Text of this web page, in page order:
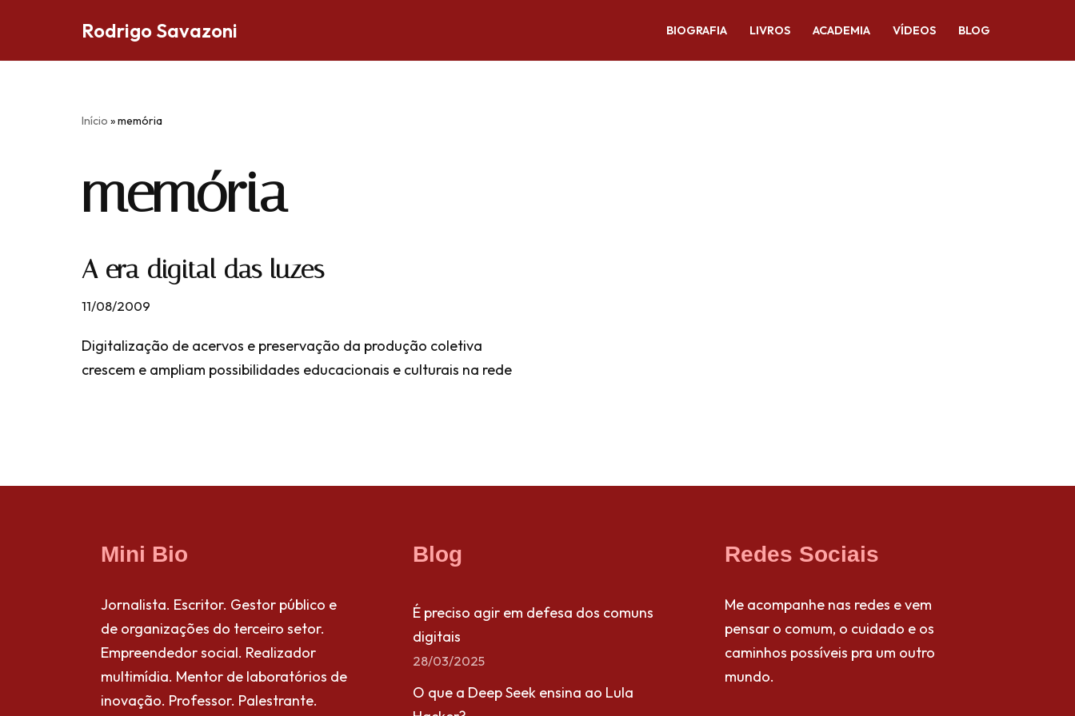
Rodrigo Savazoni BIOGRAFIA LIVROS ACADEMIA VÍDEOS BLOG
Início »memória
memória
A era digital das luzes
11/08/2009
Digitalização de acervos e preservação da produção coletiva
crescem e ampliam possibilidades educacionais e culturais na rede
Mini Bio
Jornalista. Escritor. Gestor público e
de organizações do terceiro setor.
Empreendedor social. Realizador
multimídia. Mentor de laboratórios de
inovação. Professor. Palestrante.
Blog
É preciso agir em defesa dos comuns
digitais
28/03/2025
O que a Deep Seek ensina ao Lula
Redes Sociais
Me acompanhe nas redes e vem
pensar o comum, o cuidado e os
caminhos possíveis pra um outro
mundo.